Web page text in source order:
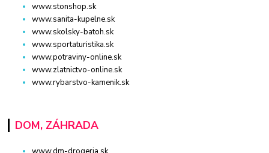
www.stonshop.sk
www.sanita-kupelne.sk
www.skolsky-batoh.sk
www.sportaturistika.sk
www.potraviny-online.sk
www.zlatnictvo-online.sk
www.rybarstvo-kamenik.sk
DOM, ZÁHRADA